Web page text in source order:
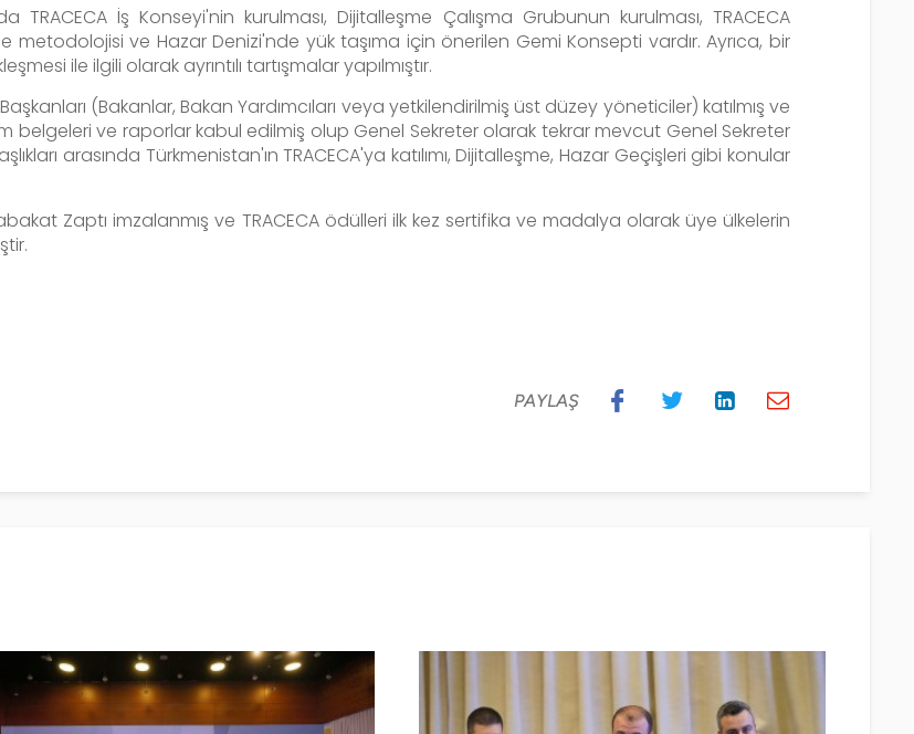
İş Konseyi'nin kurulması, Dijitalleşme Çalışma Grubunun kurulması, TRACECA
metodolojisi ve Hazar Denizi'nde yük taşıma için önerilen Gemi Konsepti vardır. Ayrıca, bir
ile ilgili olarak ayrıntılı tartışmalar yapılmıştır.
(Bakanlar, Bakan Yardımcıları veya yetkilendirilmiş üst düzey yöneticiler) katılmış ve
belgeleri ve raporlar kabul edilmiş olup Genel Sekreter olarak tekrar mevcut Genel Sekreter
arasında Türkmenistan'ın TRACECA'ya katılımı, Dijitalleşme, Hazar Geçişleri gibi konular
Zaptı imzalanmış ve TRACECA ödülleri ilk kez sertifika ve madalya olarak üye ülkelerin
PAYLAŞ